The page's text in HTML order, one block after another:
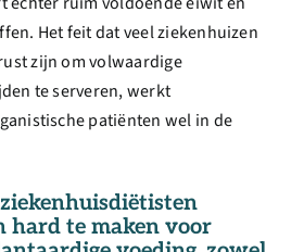
Het feit dat veel ziekenhuizen
zijn om volwaardige
te serveren, werkt
patiënten wel in de
hard te maken voor